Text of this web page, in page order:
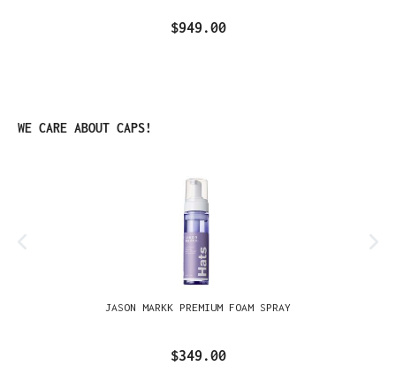
$949.00
Omitir la galería de productos
WE CARE ABOUT CAPS!
JASON MARKK PREMIUM FOAM SPRAY
$349.00